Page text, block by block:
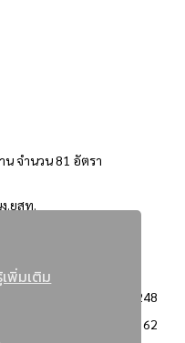
พิ่มเติม
จำนวน 81 อัตรา
.ยสท.
3248
2362